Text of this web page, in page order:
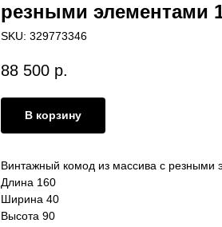
резными элементами
SKU: 329773346
88 500 р.
В корзину
Винтажный комод из массива с резными
Длина 160
Ширина 40
Высота 90